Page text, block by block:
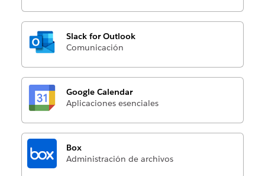
Slack for Outlook
Comunicación
Google Calendar
Aplicaciones esenciales
Box
Administración de archivos